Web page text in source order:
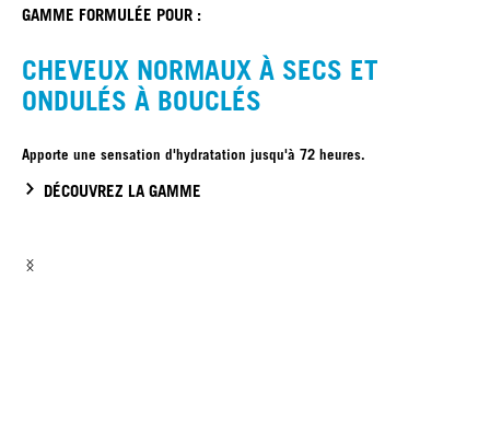
GAMME FORMULÉE POUR :
CHEVEUX NORMAUX À SECS ET
ONDULÉS À BOUCLÉS
Apporte une sensation d'hydratation jusqu'à 72 heures.
DÉCOUVREZ LA GAMME